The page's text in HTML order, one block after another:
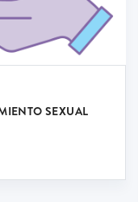
SEXUAL